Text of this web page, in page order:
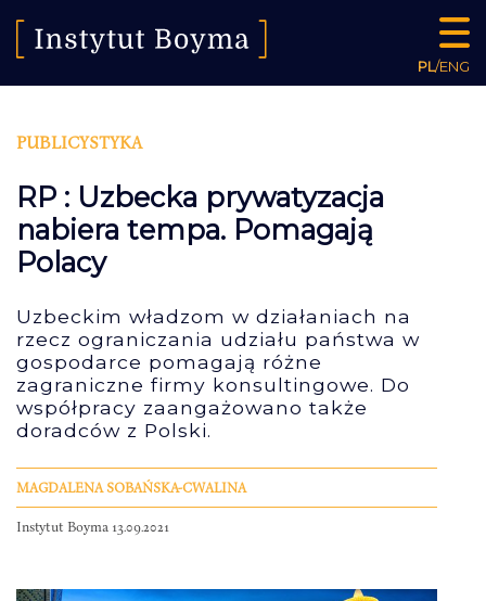
PL/ENG
PUBLICYSTYKA
RP : Uzbecka prywatyzacja
nabiera tempa. Pomagają
Polacy
Uzbeckim władzom w działaniach na
rzecz ograniczania udziału państwa w
gospodarce pomagają różne
zagraniczne firmy konsultingowe. Do
współpracy zaangażowano także
doradców z Polski.
MAGDALENA SOBAŃSKA-CWALINA
Instytut Boyma 13.09.2021